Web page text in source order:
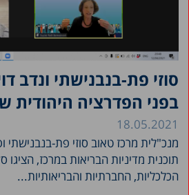
סוזי פת-בנבנישתי ונדב
בפני הפדרציה היהודית
18.05.2021
מנכ"לית מרכז טאוב סוזי פת-בנבנישתי
תוכנית מדיניות הבריאות במרכז,
הכלכליות, החברתיות והבריאותיות...